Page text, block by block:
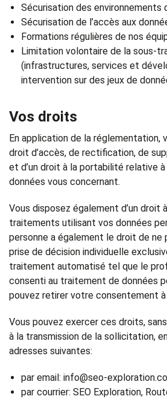
Sécurisation des environnements
Sécurisation de l’accès aux
Formations régulières de nos
Limitation volontaire de la sous-
(infrastructures, services et
intervention sur des jeux de
Vos droits
En application de la réglementation,
droit d’accès, de rectification, de
et d’un droit à la portabilité relative à
données vous concernant.
Vous disposez également d’un droit
traitements utilisant vos données
personne a également le droit de ne
prise de décision individuelle
traitement automatisé tel que le
consenti au traitement de données
pouvez retirer votre consentement
Vous pouvez exercer ces droits,
à la transmission de la sollicitation,
adresses suivantes:
par email: info@seo-
par courrier: SEO Exploration,